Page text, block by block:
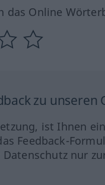
das Online
zu
ist Ihnen
Feedback-
nur